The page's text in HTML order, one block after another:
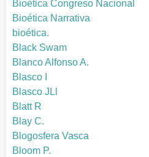
Bioética Congreso Nacional
Bioética Narrativa
bioética.
Black Swam
Blanco Alfonso A.
Blasco I
Blasco JLl
Blatt R
Blay C.
Blogosfera Vasca
Bloom P.